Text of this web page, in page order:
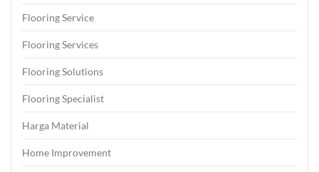
Flooring Service
Flooring Services
Flooring Solutions
Flooring Specialist
Harga Material
Home Improvement